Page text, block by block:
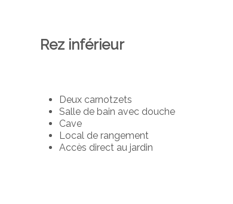
Rez inférieur
Deux carnotzets
Salle de bain avec douche
Cave
Local de rangement
Accès direct au jardin